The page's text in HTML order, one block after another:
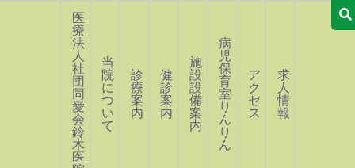
医
療
法
人
社
団
同
愛
会
鈴
木
医
当
院
に
つ
い
て
診
療
案
内
健
診
案
内
施
設・
設
備
案
内
病
児
保
育
室
り
ん
り
ん
ア
ク
セ
ス
求
人
情
報